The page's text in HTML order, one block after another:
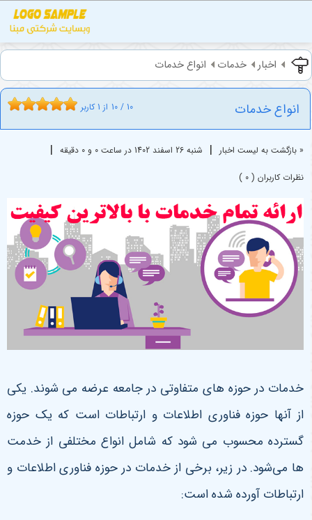
اخبار خدمات انواع خدمات
انواع خدمات 10 / 10 از 1 کاربر
« بازگشت به لیست اخبار | شنبه 26 اسفند 1402 در ساعت 0 و 0 دقیقه |
نظرات کاربران ( 0 )
خدمات در حوزه های متفاوتی در جامعه عرضه می شوند. یکی
از آنها حوزه فناوری اطلاعات و ارتباطات است که یک حوزه
گسترده محسوب می شود که شامل انواع مختلفی از خدمت
ها می‌شود. در زیر، برخی از خدمات در حوزه فناوری اطلاعات و
ارتباطات آورده شده است: